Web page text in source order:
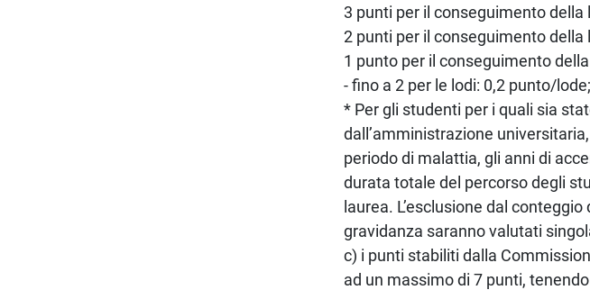
3 punti per il conseguimento della
2 punti per il conseguimento della
1 punto per il conseguimento
- fino a 2 per le lodi: 0,2 punto/lode;
* Per gli studenti per i quali sia
dall’amministrazione
periodo di malattia, gli anni di
durata totale del percorso degli
laurea. L’esclusione dal
gravidanza saranno valutati
c) i punti stabiliti dalla
ad un massimo di 7 punti,